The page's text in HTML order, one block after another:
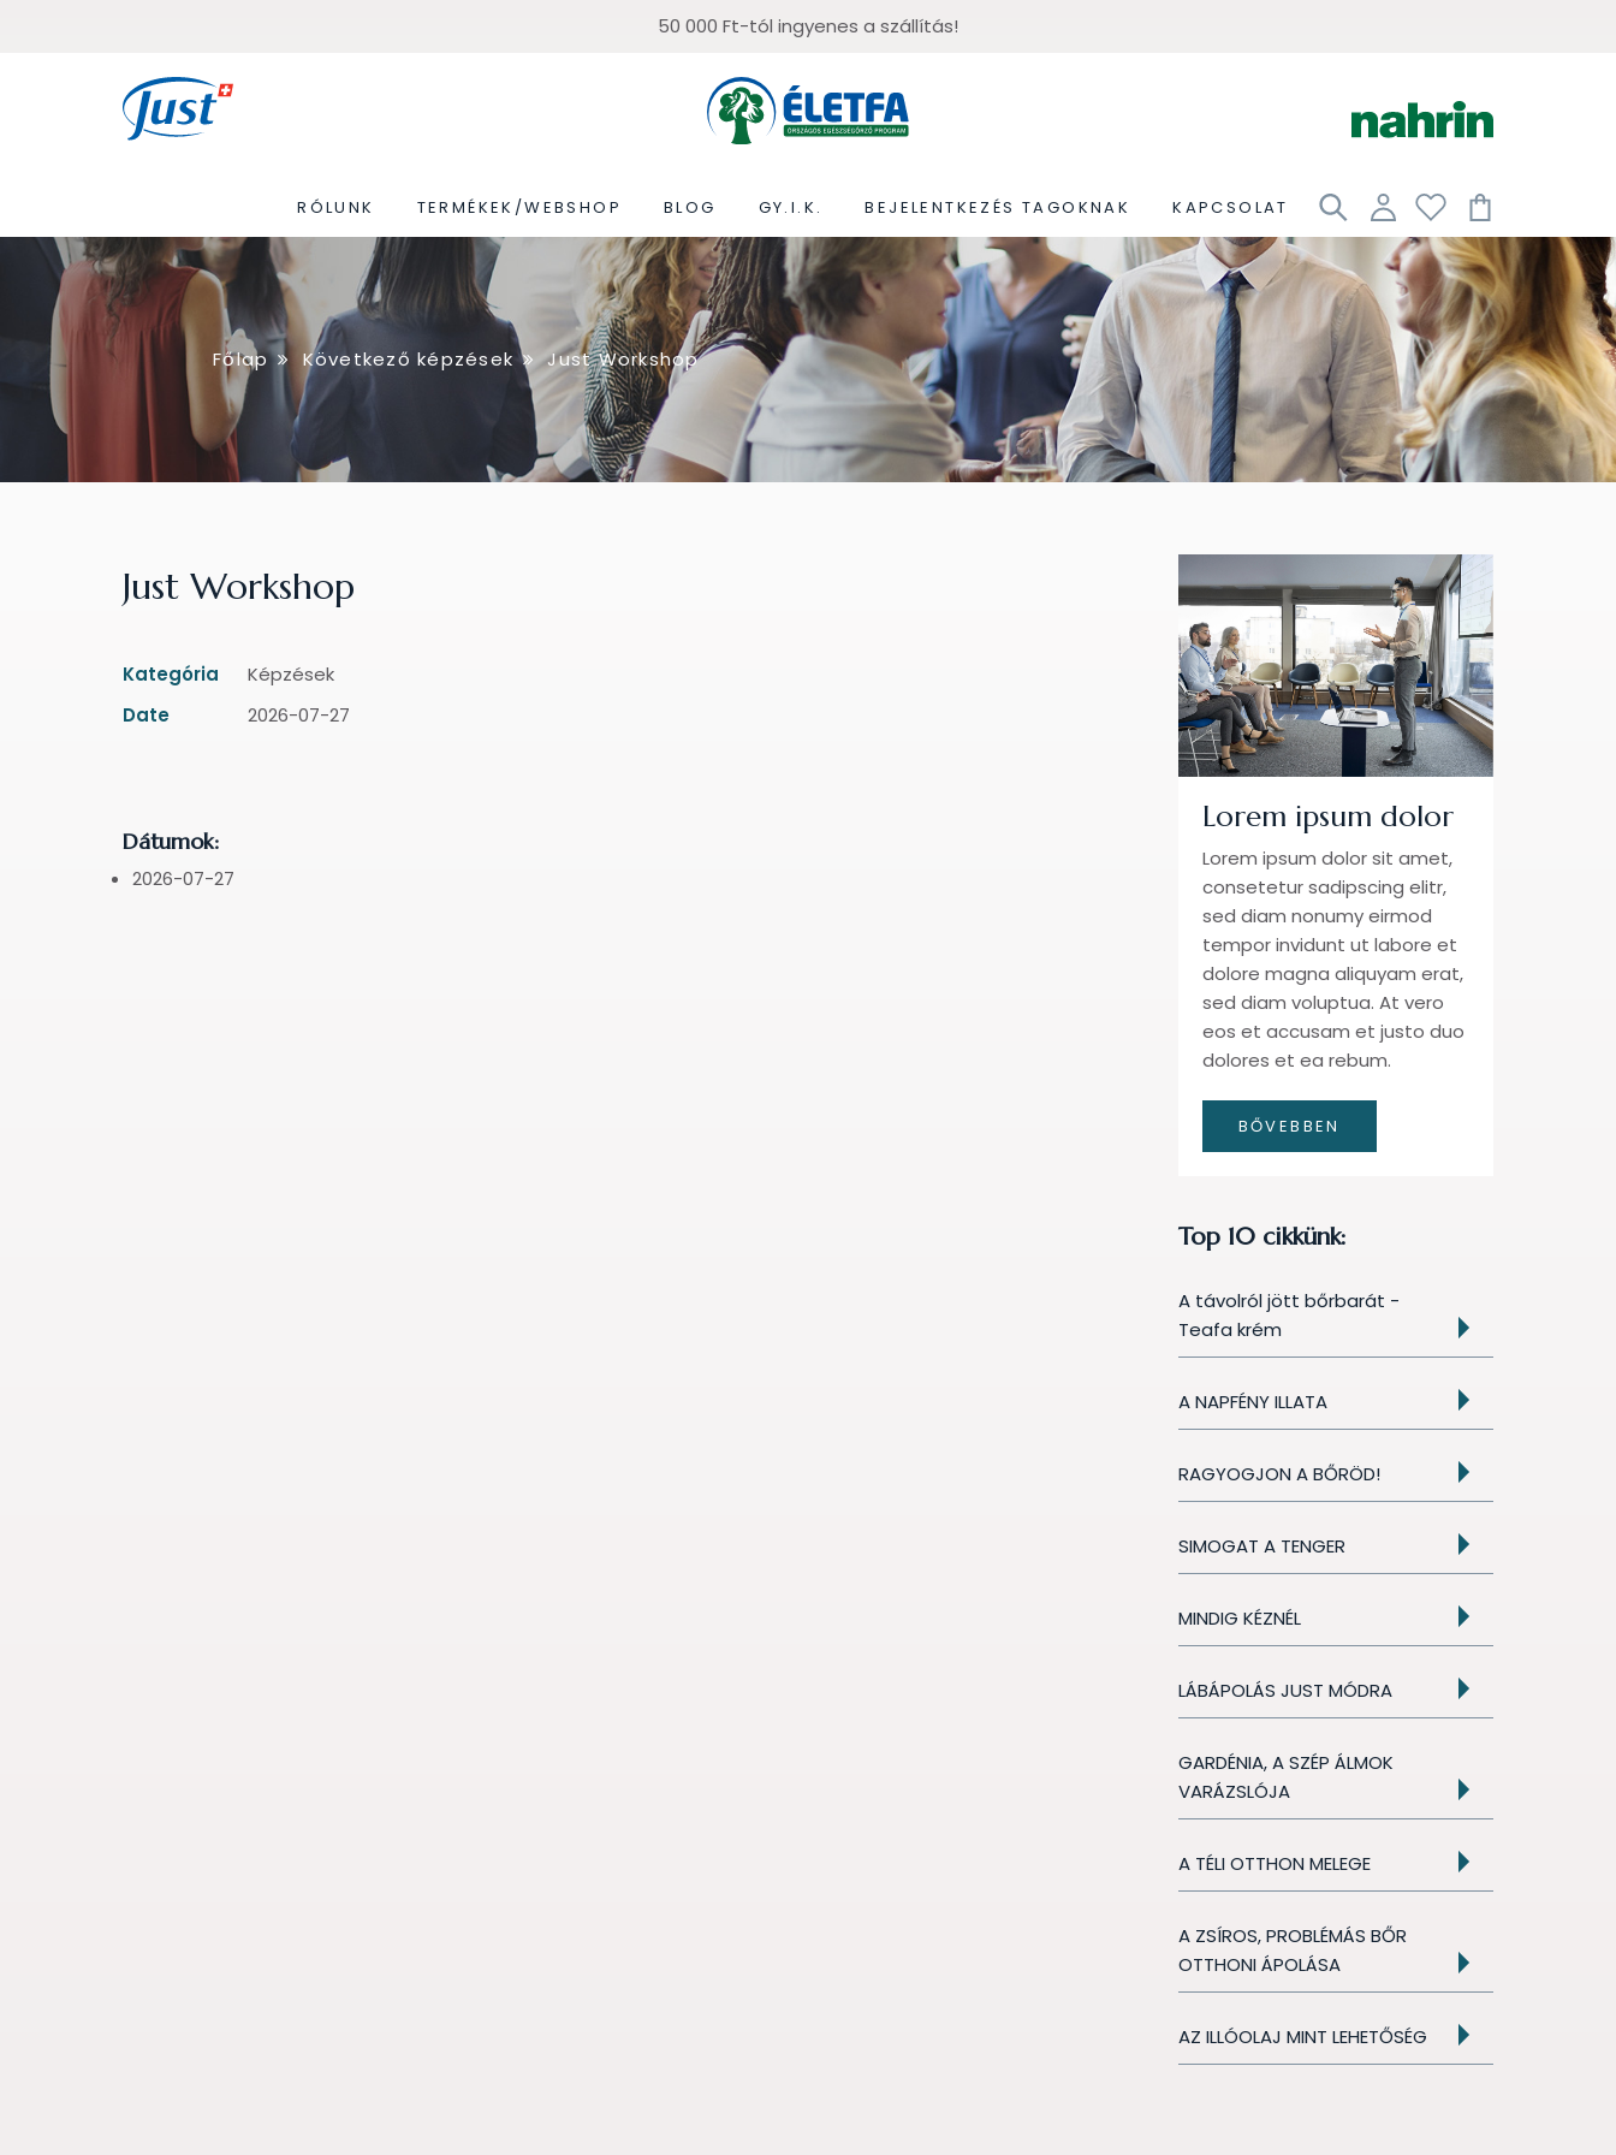
50 000 Ft-tól ingyenes a szállítás!
RÓLUNK TERMÉKEK/WEBSHOP BLOG GY.I.K. BEJELENTKEZÉS TAGOKNAK KAPCSOLAT
Főlap Következő képzések Just Workshop
Just Workshop
Kategória
Képzések
Date
2026-07-27
Dátumok:
2026-07-27
Lorem ipsum dolor
Lorem ipsum dolor sit amet,
consetetur sadipscing elitr,
sed diam nonumy eirmod
tempor invidunt ut labore et
dolore magna aliquyam erat,
sed diam voluptua. At vero
eos et accusam et justo duo
dolores et ea rebum.
BŐVEBBEN
Top 10 cikkünk:
A távolról jött bőrbarát -
Teafa krém
A NAPFÉNY ILLATA
RAGYOGJON A BŐRÖD!
SIMOGAT A TENGER
MINDIG KÉZNÉL
LÁBÁPOLÁS JUST MÓDRA
GARDÉNIA, A SZÉP ÁLMOK
VARÁZSLÓJA
A TÉLI OTTHON MELEGE
A ZSÍROS, PROBLÉMÁS BŐR
OTTHONI ÁPOLÁSA
AZ ILLÓOLAJ MINT LEHETŐSÉG